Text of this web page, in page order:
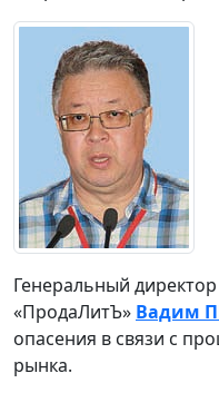
Генеральный
«ПродаЛитЪ» Вадим
опасения в связи с
рынка.